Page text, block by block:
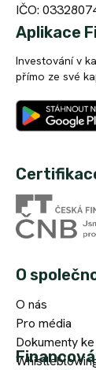
IČO:
Aplikace
Investování v
přímo ze své
O
O nás
Pro média
Dokumenty